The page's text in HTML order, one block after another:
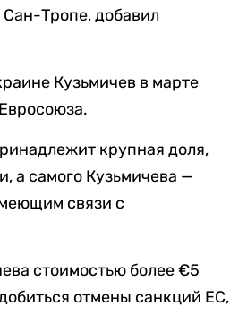
Тропе, добавил
Кузьмичев в марте
крупная доля,
а самого Кузьмичева —
связи с
стоимостью более €5
отмены санкций ЕС,